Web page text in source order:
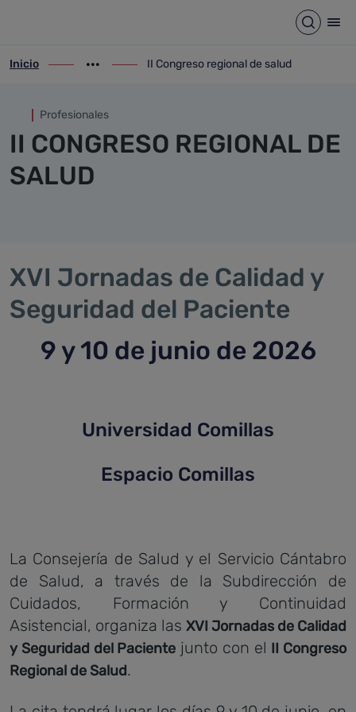
II Congreso regional de salud
Abrir
ir-a inicio
Inicio
Mostrar opciones del camino de migas
ir-a II Congreso regional de salud
II Congreso regional de salud
Profesionales
II CONGRESO REGIONAL DE
SALUD
XVI Jornadas de Calidad y
Seguridad del Paciente
9 y 10 de junio de 2026
Universidad Comillas
Espacio Comillas
La Consejería de Salud y el Servicio Cántabro
de Salud, a través de la Subdirección de
Cuidados, Formación y Continuidad
Asistencial, organiza las XVI Jornadas de Calidad
y Seguridad del Paciente junto con el II Congreso
Regional de Salud.